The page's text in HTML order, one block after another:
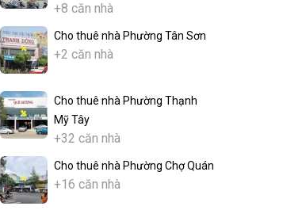
+8 căn nhà
Cho thuê nhà Phường Tân Sơn
+2 căn nhà
Cho thuê nhà Phường Thạnh
Mỹ Tây
+32 căn nhà
Cho thuê nhà Phường Chợ Quán
+16 căn nhà